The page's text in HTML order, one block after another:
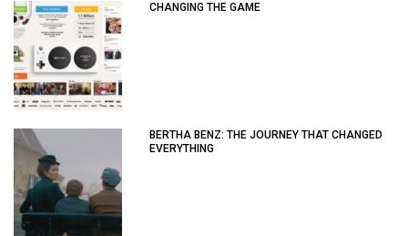
CHANGING THE GAME
BERTHA BENZ: THE JOURNEY THAT CHANGED
EVERYTHING